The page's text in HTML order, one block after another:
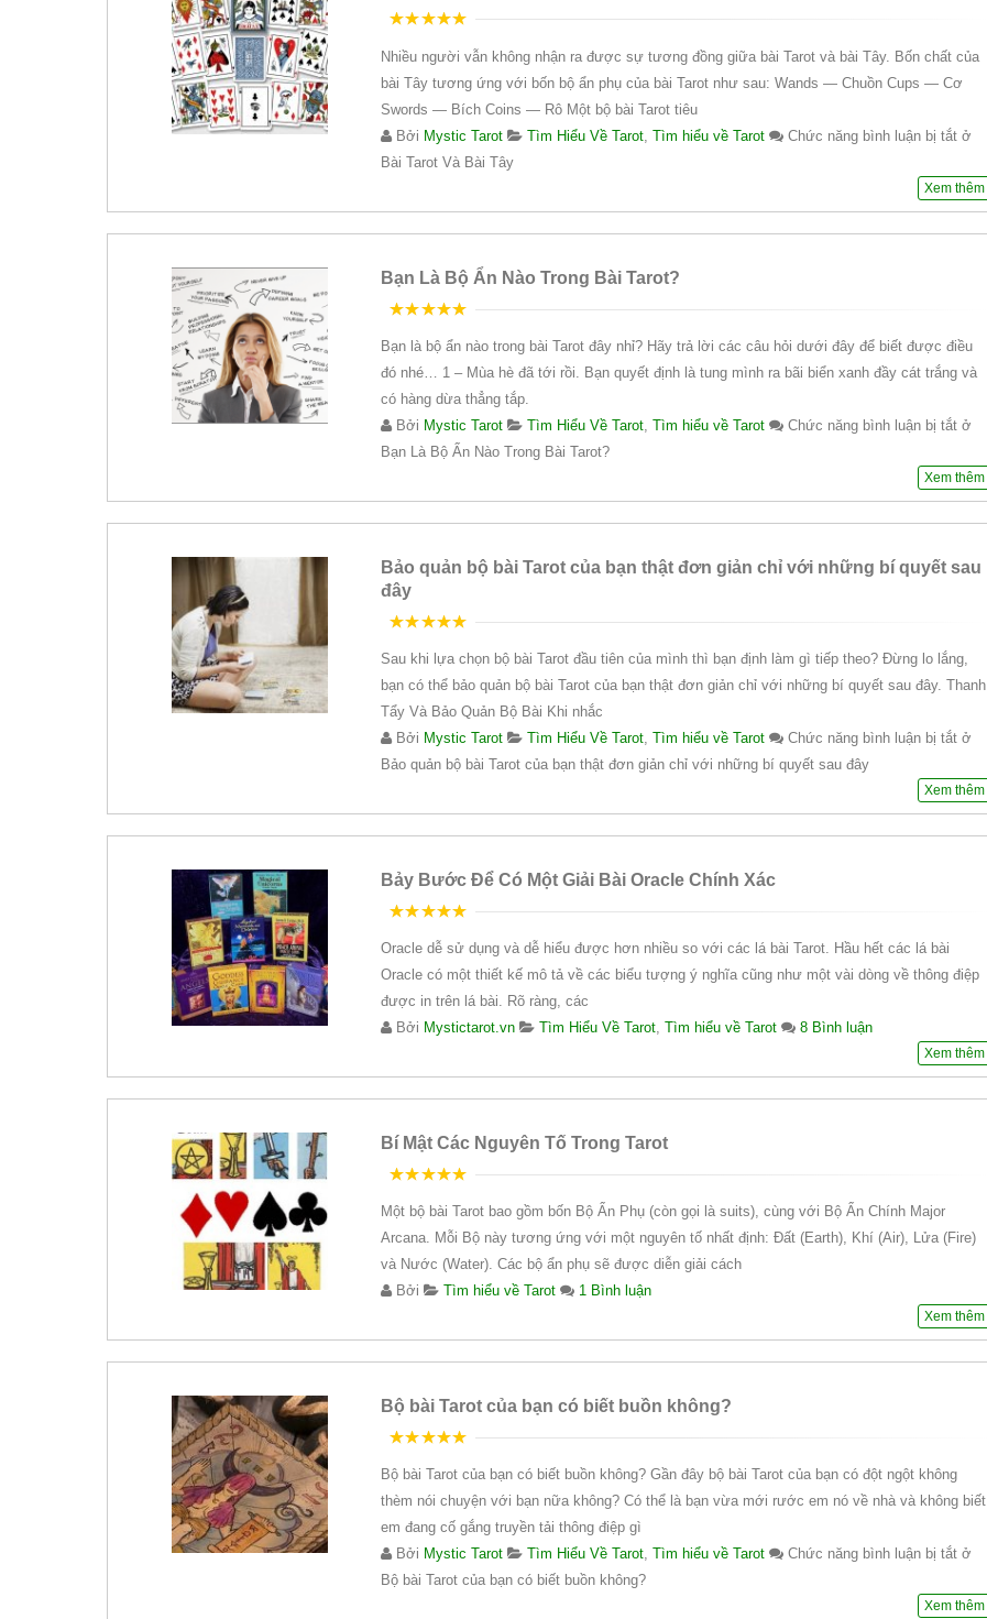
Nhiều người vẫn không nhận ra được sự tương đồng giữa bài Tarot và bài Tây. Bốn chất của
bài Tây tương ứng với bốn bộ ẩn phụ của bài Tarot như sau: Wands — Chuồn Cups — Cơ
Swords — Bích Coins — Rô Một bộ bài Tarot tiêu
Bởi Mystic Tarot Tìm Hiểu Về Tarot, Tìm hiểu về Tarot Chức năng bình luận bị tắtở
Bài Tarot Và Bài Tây
Xem thêm
Bạn Là Bộ Ẩn Nào Trong Bài Tarot?
Bạn là bộ ẩn nào trong bài Tarot đây nhỉ? Hãy trả lời các câu hỏi dưới đây để biết được điều
đó nhé… 1 – Mùa hè đã tới rồi. Bạn quyết định là tung mình ra bãi biển xanh đầy cát trắng và
có hàng dừa thẳng tắp.
Bởi Mystic Tarot Tìm Hiểu Về Tarot, Tìm hiểu về Tarot Chức năng bình luận bị tắtở
Bạn Là Bộ Ẩn Nào Trong Bài Tarot?
Xem thêm
Bảo quản bộ bài Tarot của bạn thật đơn giản chỉ với những bí quyết sau
đây
Sau khi lựa chọn bộ bài Tarot đầu tiên của mình thì bạn định làm gì tiếp theo? Đừng lo lắng,
bạn có thể bảo quản bộ bài Tarot của bạn thật đơn giản chỉ với những bí quyết sau đây. Thanh
Tẩy Và Bảo Quản Bộ Bài Khi nhắc
Bởi Mystic Tarot Tìm Hiểu Về Tarot, Tìm hiểu về Tarot Chức năng bình luận bị tắtở
Bảo quản bộ bài Tarot của bạn thật đơn giản chỉ với những bí quyết sau đây
Xem thêm
Bảy Bước Để Có Một Giải Bài Oracle Chính Xác
Oracle dễ sử dụng và dễ hiểu được hơn nhiều so với các lá bài Tarot. Hầu hết các lá bài
Oracle có một thiết kế mô tả về các biểu tượng ý nghĩa cũng như một vài dòng về thông điệp
được in trên lá bài. Rõ ràng, các
Bởi Mystictarot.vn Tìm Hiểu Về Tarot, Tìm hiểu về Tarot 8 Bình luận
Xem thêm
Bí Mật Các Nguyên Tố Trong Tarot
Một bộ bài Tarot bao gồm bốn Bộ Ẩn Phụ (còn gọi là suits), cùng với Bộ Ẩn Chính Major
Arcana. Mỗi Bộ này tương ứng với một nguyên tố nhất định: Đất (Earth), Khí (Air), Lửa (Fire)
và Nước (Water). Các bộ ẩn phụ sẽ được diễn giải cách
Bởi
Tìm hiểu về Tarot 1 Bình luận
Xem thêm
Bộ bài Tarot của bạn có biết buồn không?
Bộ bài Tarot của bạn có biết buồn không? Gần đây bộ bài Tarot của bạn có đột ngột không
thèm nói chuyện với bạn nữa không? Có thể là bạn vừa mới rước em nó về nhà và không biết
em đang cố gắng truyền tải thông điệp gì
Bởi Mystic Tarot Tìm Hiểu Về Tarot, Tìm hiểu về Tarot Chức năng bình luận bị tắtở
Bộ bài Tarot của bạn có biết buồn không?
Xem thêm